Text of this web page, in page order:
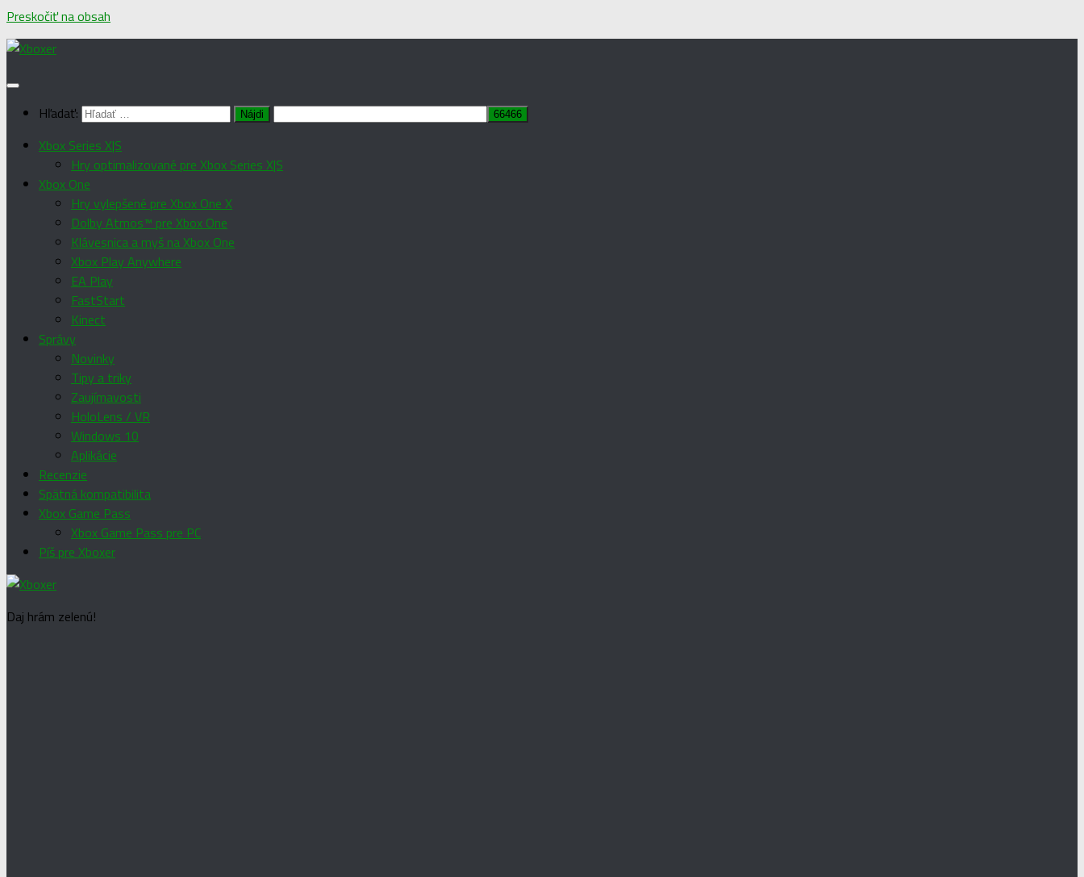
Preskočiť na obsah
Hľadať:
Xbox Series X|S
Hry optimalizované pre Xbox Series X|S
Xbox One
Hry vylepšené pre Xbox One X
Dolby Atmos™ pre Xbox One
Klávesnica a myš na Xbox One
Xbox Play Anywhere
EA Play
FastStart
Kinect
Správy
Novinky
Tipy a triky
Zaujímavosti
HoloLens / VR
Windows 10
Aplikácie
Recenzie
Spätná kompatibilita
Xbox Game Pass
Xbox Game Pass pre PC
Píš pre Xboxer
Daj hrám zelenú!